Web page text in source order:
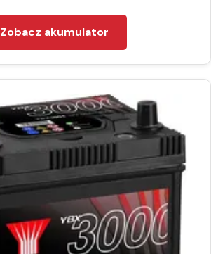
Zobacz akumulator